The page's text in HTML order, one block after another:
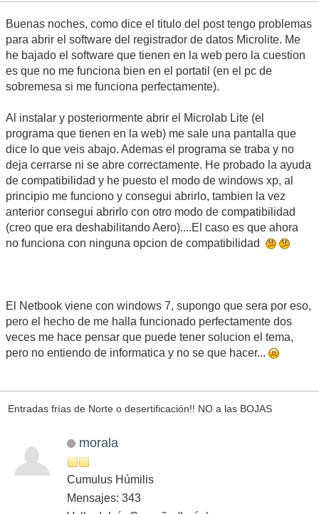
Buenas noches, como dice el titulo del post tengo problemas
para abrir el software del registrador de datos Microlite. Me
he bajado el software que tienen en la web pero la cuestion
es que no me funciona bien en el portatil (en el pc de
sobremesa si me funciona perfectamente).
Al instalar y posteriormente abrir el Microlab Lite (el
programa que tienen en la web) me sale una pantalla que
dice lo que veis abajo. Ademas el programa se traba y no
deja cerrarse ni se abre correctamente. He probado la ayuda
de compatibilidad y he puesto el modo de windows xp, al
principio me funciono y consegui abrirlo, tambien la vez
anterior consegui abrirlo con otro modo de compatibilidad
(creo que era deshabilitando Aero)....El caso es que ahora
no funciona con ninguna opcion de compatibilidad
El Netbook viene con windows 7, supongo que sera por eso,
pero el hecho de me halla funcionado perfectamente dos
veces me hace pensar que puede tener solucion el tema,
pero no entiendo de informatica y no se que hacer...
Entradas frías de Norte o desertificación!! NO a las BOJAS
morala
Cumulus Húmilis
Mensajes: 343